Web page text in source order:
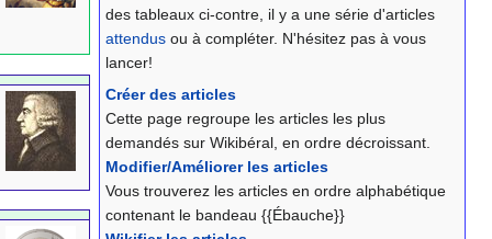
des tableaux ci-contre, il y a une série d'articles
attendus ou à compléter. N'hésitez pas à vous
lancer!
Créer des articles
Cette page regroupe les articles les plus
demandés sur Wikibéral, en ordre décroissant.
Modifier/Améliorer les articles
Vous trouverez les articles en ordre alphabétique
contenant le bandeau {{Ébauche}}